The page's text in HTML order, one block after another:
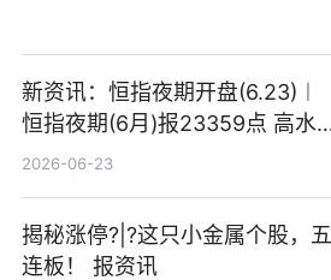
新资讯：恒指夜期开盘(6.23)︱
恒指夜期(6月)报23359点 高水
23点
2026-06-23
揭秘涨停?|?这只小金属个股，五
连板！ 报资讯